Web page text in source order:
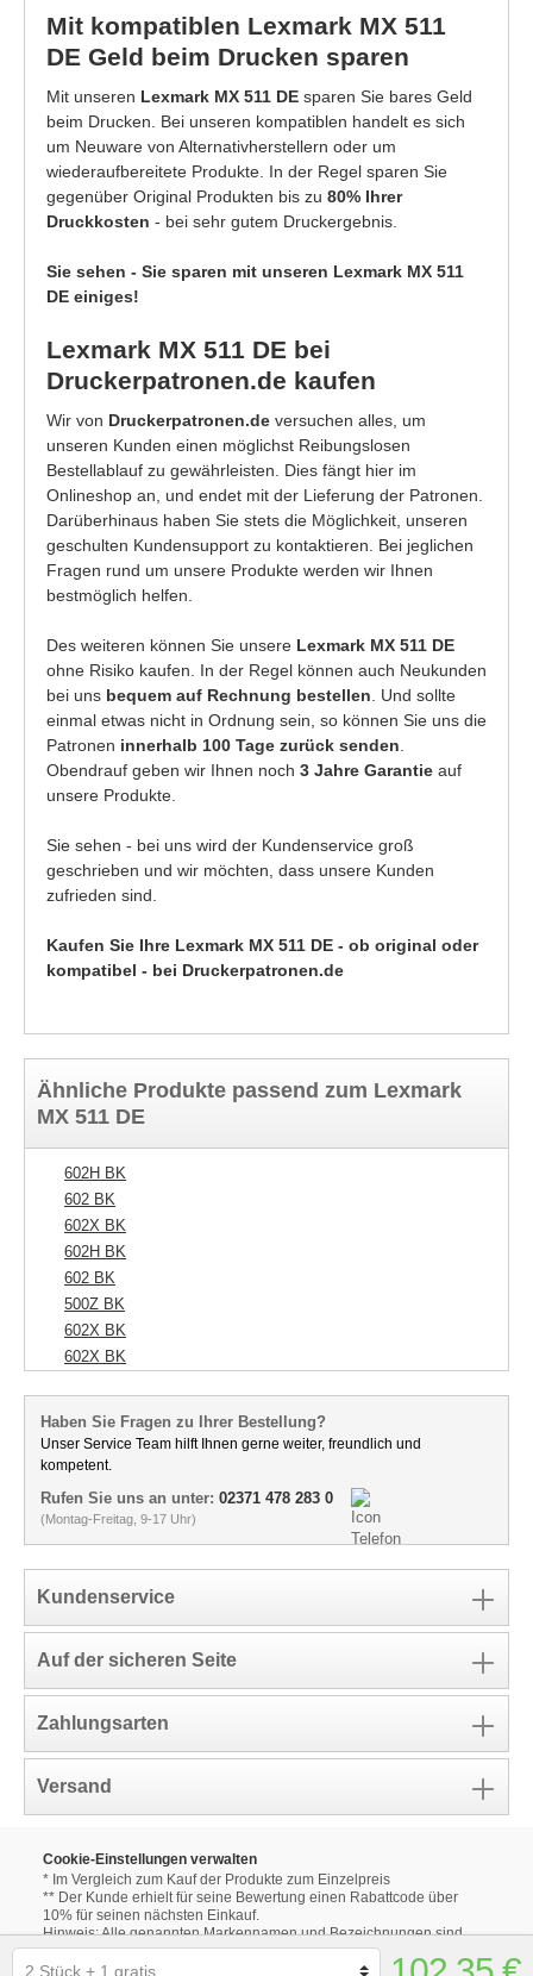
Mit kompatiblen Lexmark MX 511
DE Geld beim Drucken sparen
Mit unseren Lexmark MX 511 DE sparen Sie bares Geld
beim Drucken. Bei unseren kompatiblen handelt es sich
um Neuware von Alternativherstellern oder um
wiederaufbereitete Produkte. In der Regel sparen Sie
gegenüber Original Produkten bis zu 80% Ihrer
Druckkosten - bei sehr gutem Druckergebnis.
Sie sehen - Sie sparen mit unseren Lexmark MX 511
DE einiges!
Lexmark MX 511 DE bei
Druckerpatronen.de kaufen
Wir von Druckerpatronen.de versuchen alles, um
unseren Kunden einen möglichst Reibungslosen
Bestellablauf zu gewährleisten. Dies fängt hier im
Onlineshop an, und endet mit der Lieferung der Patronen.
Darüberhinaus haben Sie stets die Möglichkeit, unseren
geschulten Kundensupport zu kontaktieren. Bei jeglichen
Fragen rund um unsere Produkte werden wir Ihnen
bestmöglich helfen.
Des weiteren können Sie unsere Lexmark MX 511 DE
ohne Risiko kaufen. In der Regel können auch Neukunden
bei uns bequem auf Rechnung bestellen . Und sollte
einmal etwas nicht in Ordnung sein, so können Sie uns die
Patronen innerhalb 100 Tage zurück senden
Obendrauf geben wir Ihnen noch 3 Jahre Garantie auf
unsere Produkte.
Sie sehen - bei uns wird der Kundenservice groß
geschrieben und wir möchten, dass unsere Kunden
zufrieden sind.
Kaufen Sie Ihre Lexmark MX 511 DE - ob original oder
kompatibel - bei Druckerpatronen.de
Ähnliche Produkte passend zum Lexmark
MX 511 DE
602H BK
602 BK
602X BK
602H BK
602 BK
500Z BK
602X BK
602X BK
Haben Sie Fragen zu Ihrer Bestellung?
Unser Service Team hilft Ihnen gerne weiter, freundlich und
kompetent.
Rufen Sie uns an unter: 02371 478 283 0
(Montag-Freitag, 9-17 Uhr)
Kundenservice
Auf der sicheren Seite
Zahlungsarten
Versand
Cookie-Einstellungen verwalten
* Im Vergleich zum Kauf der Produkte zum Einzelpreis
** Der Kunde erhielt für seine Bewertung einen Rabattcode über
10% für seinen nächsten Einkauf.
Hinweis: Alle genannten Markennamen und Bezeichnungen sind
eingetragene Warenzeichen ihrer Eigentümer.
Die aufgeführten Markennamen und Bezeichnungen auf unseren